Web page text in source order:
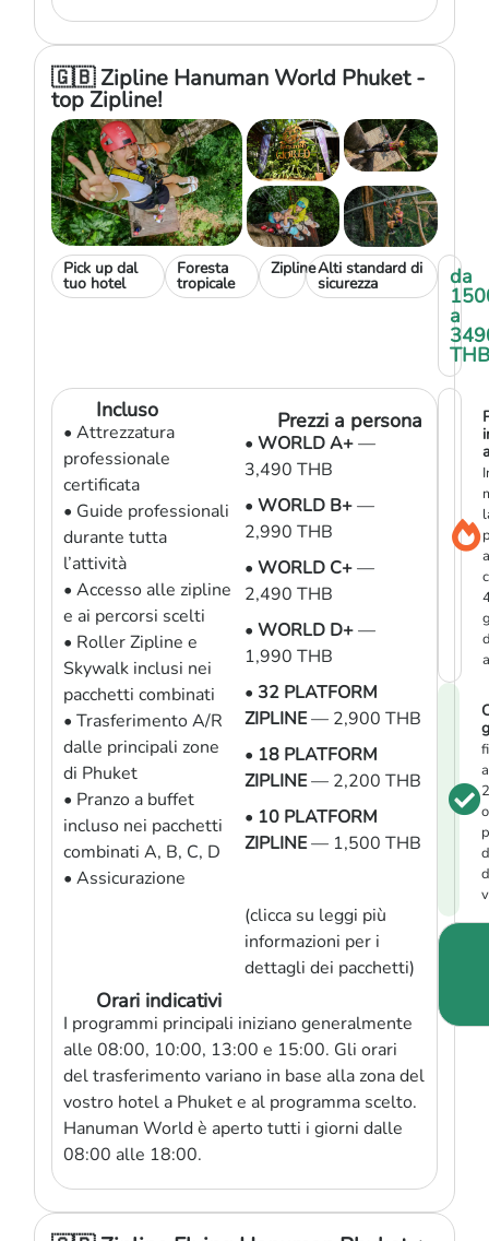
🇬🇧 Zipline Hanuman World Phuket -
top Zipline!
Pick up dal
tuo hotel
Foresta
tropicale
ZiplineAlti standard di
sicurezza da
a
THB
Incluso
• Attrezzatura
professionale
certificata
• Guide professionali
durante tutta
l’attività
• Accesso alle zipline
e ai percorsi scelti
• Roller Zipline e
Skywalk inclusi nei
pacchetti combinati
• Trasferimento A/R
dalle principali zone
di Phuket
• Pranzo a buffet
incluso nei pacchetti
combinati A, B, C, D
• Assicurazione
Prezzi a persona
• WORLD A+—
3,490 THB
• WORLD B+—
2,990 THB
• WORLD C+—
2,490 THB
• WORLD D+—
1,990 THB
• 32 PLATFORM
ZIPLINE— 2,900 THB
• 18 PLATFORM
ZIPLINE— 2,200 THB
• 10 PLATFORM
ZIPLINE— 1,500 THB
(clicca su leggi più
informazioni per i
dettagli dei pacchetti)
Orari indicativi
I programmi principali iniziano generalmente
alle 08:00, 10:00, 13:00 e 15:00. Gli orari
del trasferimento variano in base alla zona del
vostro hotel a Phuket e al programma scelto.
Hanuman World è aperto tutti i giorni dalle
08:00 alle 18:00.
a